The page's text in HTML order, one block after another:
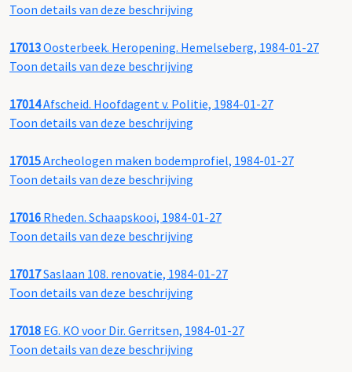
Toon details van deze beschrijving
17013Oosterbeek. Heropening. Hemelseberg, 1984-01-27
Toon details van deze beschrijving
17014Afscheid. Hoofdagent v. Politie, 1984-01-27
Toon details van deze beschrijving
17015Archeologen maken bodemprofiel, 1984-01-27
Toon details van deze beschrijving
17016 Rheden. Schaapskooi, 1984-01-27
Toon details van deze beschrijving
17017Saslaan 108. renovatie, 1984-01-27
Toon details van deze beschrijving
17018 EG. KO voor Dir. Gerritsen, 1984-01-27
Toon details van deze beschrijving